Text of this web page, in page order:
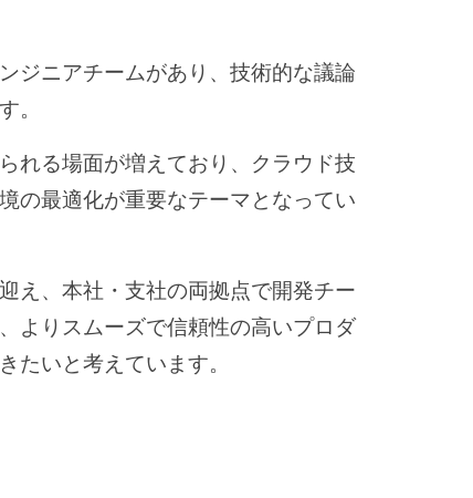
ジニアチームがあり、技術的な議論
。
れる場面が増えており、クラウド技
の最適化が重要なテーマとなってい
え、本社・支社の両拠点で開発チー
よりスムーズで信頼性の高いプロダ
たいと考えています。